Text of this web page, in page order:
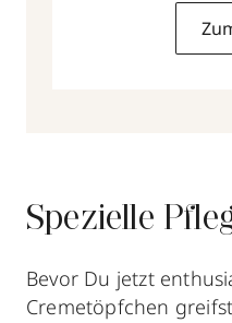
Spezielle
Bevor Du jetzt
Cremetöpfchen